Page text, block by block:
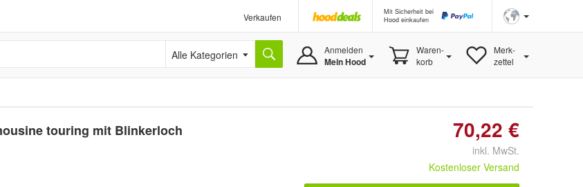
Verkaufen
Mit Sicherheit bei
Hood einkaufen
Alle Kategorien Anmelden
Mein Hood
Waren-
korb
Merk-
zettel
touring mit Blinkerloch 70,22 €
inkl. MwSt.
Kostenloser Versand